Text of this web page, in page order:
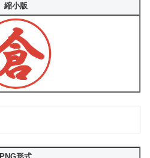
縮小版